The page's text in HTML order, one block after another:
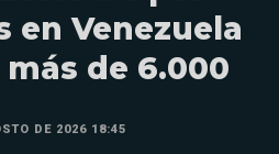
en Venezuela
más de 6.000
DE 2026 18:45